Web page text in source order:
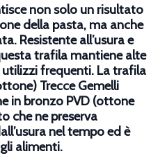
non solo un risultato
della pasta, ma anche
. Resistente all’usura e
trafila mantiene alte
frequenti. La trafila
Trecce Gemelli
in bronzo PVD (ottone
che ne preserva
nel tempo ed è
alimenti.